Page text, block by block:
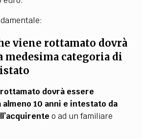
viene rottamato dovrà
medesima categoria di
dovrà essere
10 anni e intestato da
o ad un familiare